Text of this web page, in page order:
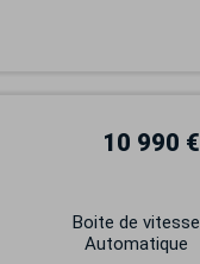
10 990 €
Boite de vitesse
Automatique